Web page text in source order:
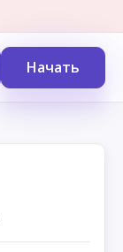
Начать